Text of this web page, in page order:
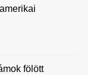
fölött